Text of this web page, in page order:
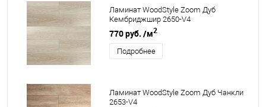
Ламинат WoodStyle Zoom Дуб
Кембриджшир 2650-V4
770 руб. /м2
Подробнее
Ламинат WoodStyle Zoom Дуб Чанкли
2653-V4